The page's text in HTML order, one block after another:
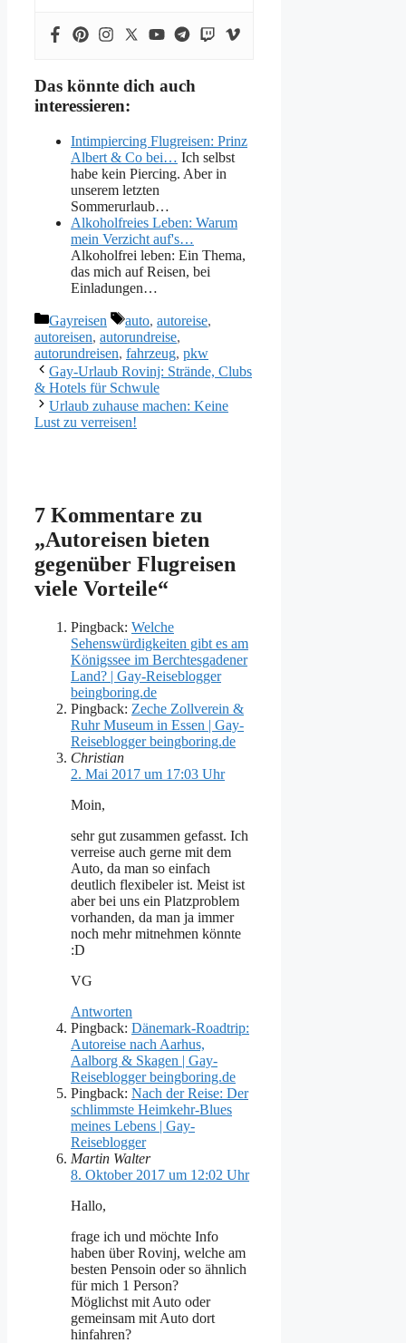
Das könnte dich auch
interessieren:
Intimpiercing Flugreisen: Prinz
Albert & Co bei… Ich selbst
habe kein Piercing. Aber in
unserem letzten
Sommerurlaub…
Alkoholfreies Leben: Warum
mein Verzicht auf's…
Alkoholfrei leben: Ein Thema,
das mich auf Reisen, bei
Einladungen…
Kategorien
Gayreisen Schlagwörter
auto, autoreise,
autoreisen, autorundreise,
autorundreisen, fahrzeug, pkw
Gay-Urlaub Rovinj: Strände, Clubs
& Hotels für Schwule
Urlaub zuhause machen: Keine
Lust zu verreisen!
7 Kommentare zu
„Autoreisen bieten
gegenüber Flugreisen
viele Vorteile“
Pingback: Welche
Sehenswürdigkeiten gibt es am
Königssee im Berchtesgadener
Land? | Gay-Reiseblogger
beingboring.de
Pingback: Zeche Zollverein &
Ruhr Museum in Essen | Gay-
Reiseblogger beingboring.de
Christian
2. Mai 2017 um 17:03 Uhr
Moin,
sehr gut zusammen gefasst. Ich
verreise auch gerne mit dem
Auto, da man so einfach
deutlich flexibeler ist. Meist ist
aber bei uns ein Platzproblem
vorhanden, da man ja immer
noch mehr mitnehmen könnte
:D
VG
Antworten
Pingback: Dänemark-Roadtrip:
Autoreise nach Aarhus,
Aalborg & Skagen | Gay-
Reiseblogger beingboring.de
Pingback: Nach der Reise: Der
schlimmste Heimkehr-Blues
meines Lebens | Gay-
Reiseblogger
Martin Walter
8. Oktober 2017 um 12:02 Uhr
Hallo,
frage ich und möchte Info
haben über Rovinj, welche am
besten Pensoin oder so ähnlich
für mich 1 Person?
Möglichst mit Auto oder
gemeinsam mit Auto dort
hinfahren?